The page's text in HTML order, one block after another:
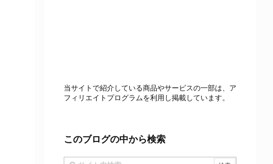
当サイトで紹介している商品やサービスの一部は、ア
フィリエイトプログラムを利用し掲載しています。
このブログの中から検索